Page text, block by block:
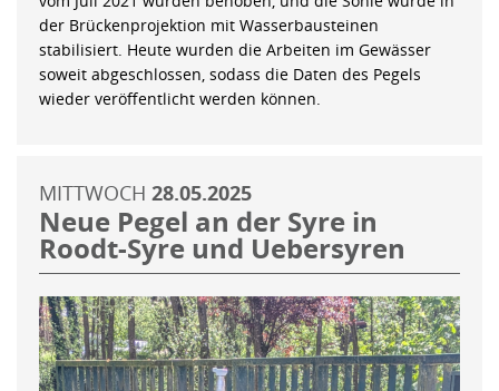
der Brückenprojektion mit Wasserbausteinen
stabilisiert. Heute wurden die Arbeiten im Gewässer
soweit abgeschlossen, sodass die Daten des Pegels
wieder veröffentlicht werden können.
MITTWOCH 28.05.2025
Neue Pegel an der Syre in
Roodt-Syre und Uebersyren